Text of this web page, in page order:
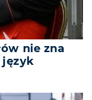
nie zna
język